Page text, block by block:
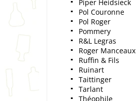
Piper Heidsieck
Pol Couronne
Pol Roger
Pommery
R&L Legras
Roger Manceaux
Ruffin & Fils
Ruinart
Taittinger
Tarlant
Théophile